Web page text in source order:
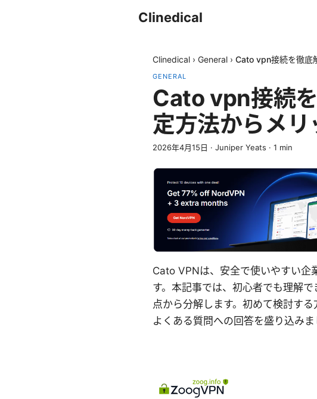
Clinedical
Clinedical › General › Cato vpn接続を徹底
GENERAL
Cato vpn接続
定方法からメリ
2026年4月15日 · Juniper Yeats · 1 min
Cato VPNは、安全で使いやすい企
す。本記事では、初心者でも理解
点から分解します。初めて検討す
よくある質問への回答を盛り込み